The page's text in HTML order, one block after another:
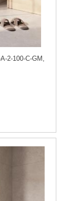
2-100-C-GM,